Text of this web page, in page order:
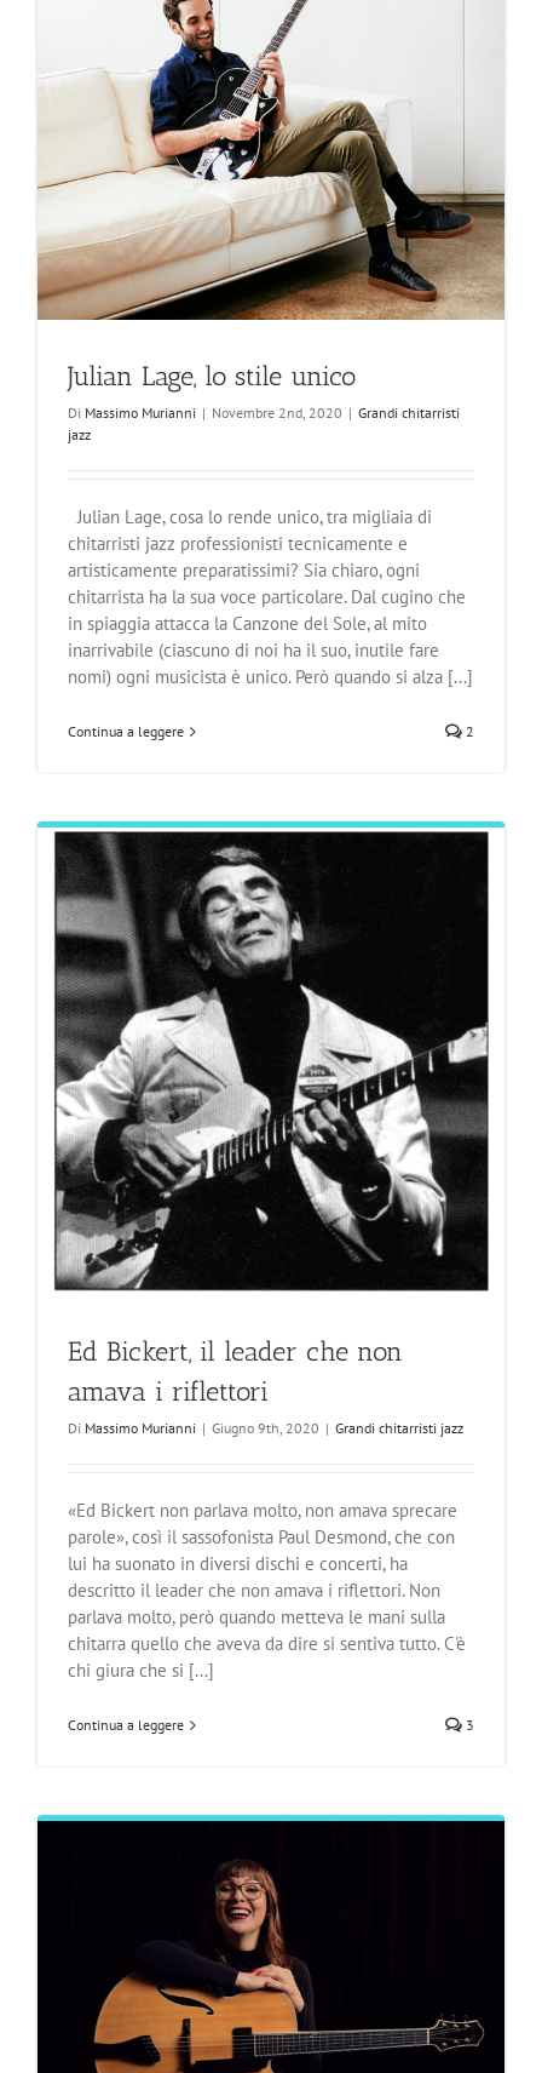
Julian Lage, lo stile unico
Di Massimo Murianni | Novembre 2nd, 2020 | Grandi chitarristi
jazz
Julian Lage, cosa lo rende unico, tra migliaia di
chitarristi jazz professionisti tecnicamente e
artisticamente preparatissimi? Sia chiaro, ogni
chitarrista ha la sua voce particolare. Dal cugino che
in spiaggia attacca la Canzone del Sole, al mito
inarrivabile (ciascuno di noi ha il suo, inutile fare
nomi) ogni musicista è unico. Però quando si alza [...]
Continua a leggere 2
Ed Bickert, il leader che non
amava i riflettori
Di Massimo Murianni | Giugno 9th, 2020 | Grandi chitarristi jazz
«Ed Bickert non parlava molto, non amava sprecare
parole», così il sassofonista Paul Desmond, che con
lui ha suonato in diversi dischi e concerti, ha
descritto il leader che non amava i riflettori. Non
parlava molto, però quando metteva le mani sulla
chitarra quello che aveva da dire si sentiva tutto. C'è
chi giura che si [...]
Continua a leggere 3